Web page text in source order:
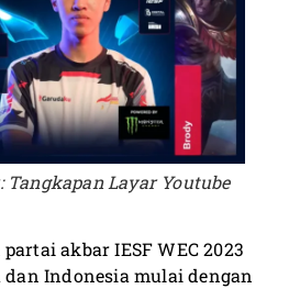
Tangkapan Layar Youtube
akbar IESF WEC 2023
Indonesia mulai dengan